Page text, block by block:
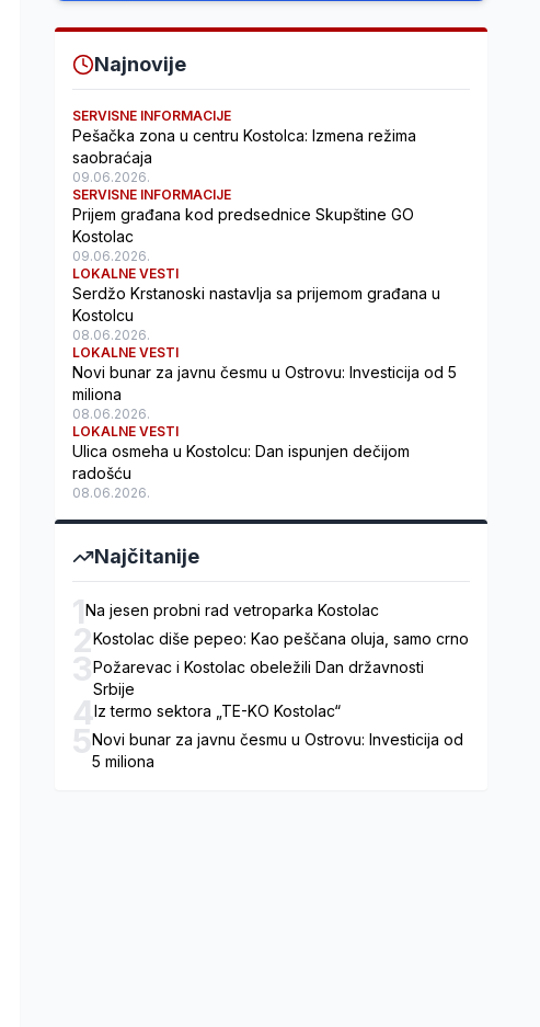
Najnovije
SERVISNE INFORMACIJE
Pešačka zona u centru Kostolca: Izmena režima
saobraćaja
09.06.2026.
SERVISNE INFORMACIJE
Prijem građana kod predsednice Skupštine GO
Kostolac
09.06.2026.
LOKALNE VESTI
Serdžo Krstanoski nastavlja sa prijemom građana u
Kostolcu
08.06.2026.
LOKALNE VESTI
Novi bunar za javnu česmu u Ostrovu: Investicija od 5
miliona
08.06.2026.
LOKALNE VESTI
Ulica osmeha u Kostolcu: Dan ispunjen dečijom
radošću
08.06.2026.
Najčitanije
1Na jesen probni rad vetroparka Kostolac
2Kostolac diše pepeo: Kao peščana oluja, samo crno
3Požarevac i Kostolac obeležili Dan državnosti
Srbije
4Iz termo sektora „TE-KO Kostolac“
5Novi bunar za javnu česmu u Ostrovu: Investicija od
5 miliona